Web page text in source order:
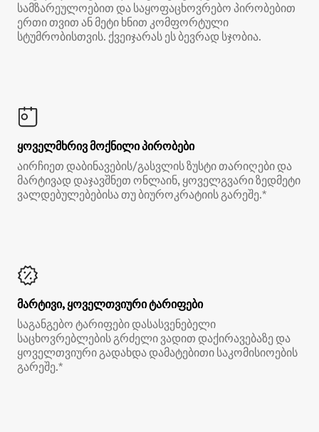
სამზარეულოებით და საყოფაცხოვრებო პირობებით
ერთი თვით ან მეტი ხნით კომფორტული
სტუმრობისთვის. ქვეიჯარას ეს ბევრად სჯობია.
ყოველმხრივ მოქნილი პირობები
აირჩიეთ დაბინავების/გასვლის ზუსტი თარიღები და
მარტივად დაჯავშნეთ ონლაინ, ყოველგვარი ზედმეტი
ვალდებულებებისა თუ ბიუროკრატიის გარეშე.*
მარტივი, ყოველთვიური ტარიფები
საგანგებო ტარიფები დასასვენებელი
საცხოვრებლების გრძელი ვადით დაქირავებაზე და
ყოველთვიური გადახდა დამატებითი საკომისიოების
გარეშე.*